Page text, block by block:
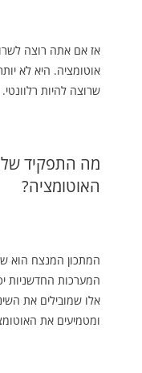
אז אם אתה רוצה
אוטומציה. היא לא
שרוצה להיות רלוונטי.
מה התפקיד
האוטומציה?
המתכון המנצח הוא
המערכות החדשניות
אלו שמובילים את
ומטמיעים את